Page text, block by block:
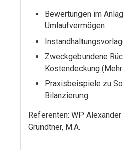
Bewertungen im
Umlaufvermögen
Zweckgebundene
Kostendeckung
Praxisbeispiele zu
Bilanzierung
Referenten: WP
Grundtner, M.A.